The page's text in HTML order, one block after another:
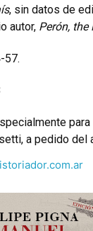
, sin datos de
autor, Perón, the
57.
a pedido del